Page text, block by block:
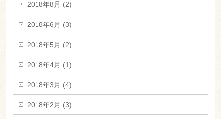
2018年8月 (2)
2018年6月 (3)
2018年5月 (2)
2018年4月 (1)
2018年3月 (4)
2018年2月 (3)